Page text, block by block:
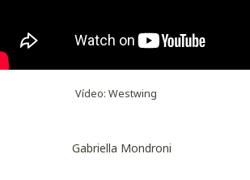
Vídeo: Westwing
Gabriella Mondroni